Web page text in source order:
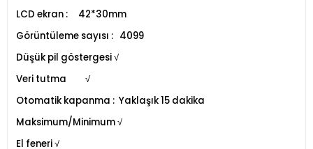
LCD ekran : 42*30mm
Görüntüleme sayısı : 4099
Düşük pil göstergesi√
Veri tutma
√
Otomatik kapanma : Yaklaşık 15 dakika
Maksimum/Minimum√
El feneri√